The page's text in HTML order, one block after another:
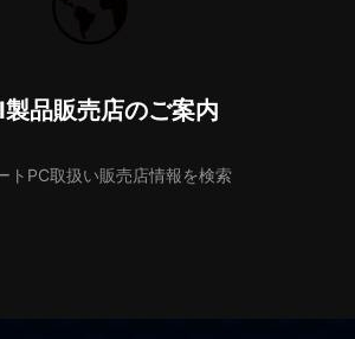
品販売店のご案内
トPC取扱い販売店情報を検索